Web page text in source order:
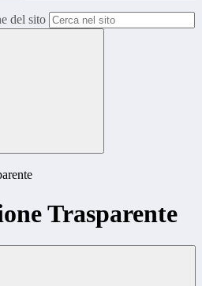
del sito
Trasparente